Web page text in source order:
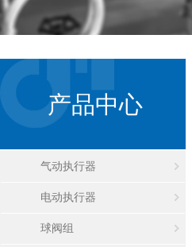
产品中心
气动执行器
电动执行器
球阀组